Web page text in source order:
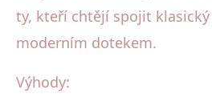
ty, kteří chtějí spojit klasický
moderním dotekem.
Výhody: